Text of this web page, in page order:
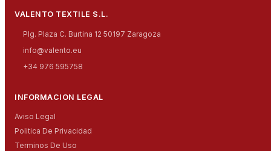
VALENTO TEXTILE S.L.
Plg. Plaza C. Burtina 12 50197 Zaragoza
info@valento.eu
+34 976 595758
INFORMACION LEGAL
Aviso Legal
Politica De Privacidad
Terminos De Uso